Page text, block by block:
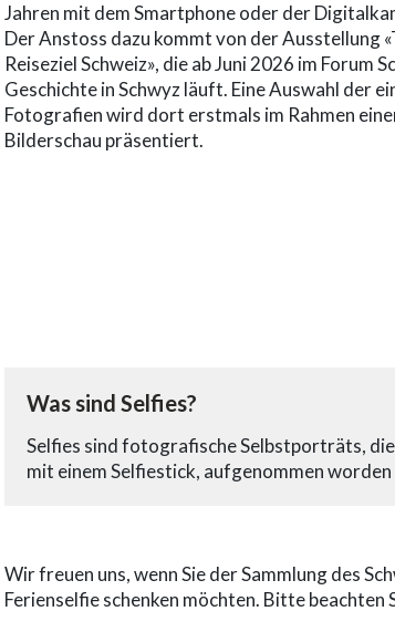
Jahren mit dem Smartphone oder der
Der Anstoss dazu kommt von der Ausstellung
Reiseziel Schweiz», die ab Juni 2026 im Forum
Geschichte in Schwyz läuft. Eine Auswahl der
Fotografien wird dort erstmals im Rahmen
Bilderschau präsentiert.
Was sind Selfies?
Selfies sind fotografische Selbstporträts,
mit einem Selfiestick, aufgenommen
Wir freuen uns, wenn Sie der Sammlung des
Ferienselfie schenken möchten. Bitte beachten